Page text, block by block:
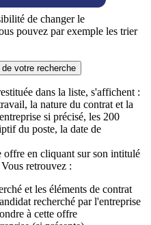
de changer le
pouvez par exemple les trier
votre recherche
dans la liste, s'affichent :
la nature du contrat et la
si précisé, les 200
du poste, la date de
offre en cliquant sur son intitulé
retrouvez :
et les éléments de contrat
recherché par l'entreprise
à cette offre